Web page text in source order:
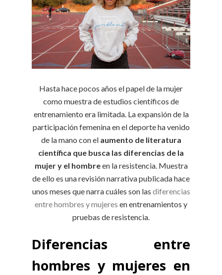
Hasta hace pocos años el papel de la mujer
como muestra de estudios científicos de
entrenamiento era limitada. La expansión de la
participación femenina en el deporte ha venido
de la mano con el aumento de literatura
científica que busca las diferencias de la
mujer y el hombreen la resistencia. Muestra
de ello es una revisión narrativa publicada hace
unos meses que narra cuáles son las diferencias
entre hombres y mujeres en entrenamientos y
pruebas de resistencia.
Diferencias entre
hombres y mujeres en